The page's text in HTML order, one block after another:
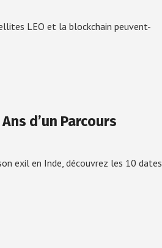
LEO et la blockchain peuvent-
d’un Parcours
exil en Inde, découvrez les 10 dates